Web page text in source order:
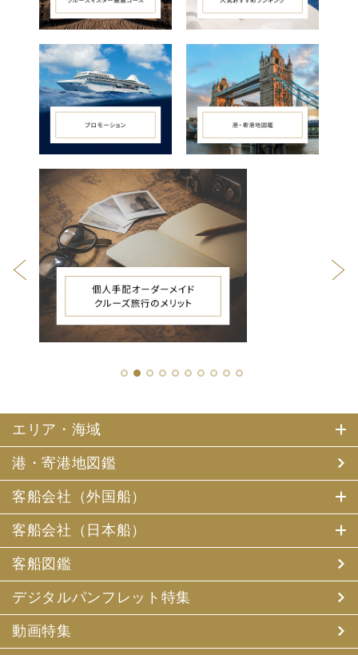
1 2 3 4 5 6 7 8 9 10
エリア・海域
港・寄港地図鑑
客船会社（外国船）
客船会社（日本船）
客船図鑑
デジタルパンフレット特集
動画特集